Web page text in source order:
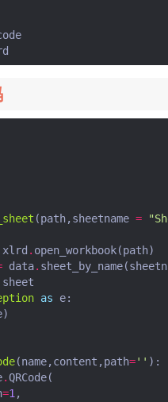
(path,sheetname =
xlrd . open_workbook(path)
data. sheet_by_name(
sheet
as e:
)
(name,content ,path='' ):
.QRCode(
=1,